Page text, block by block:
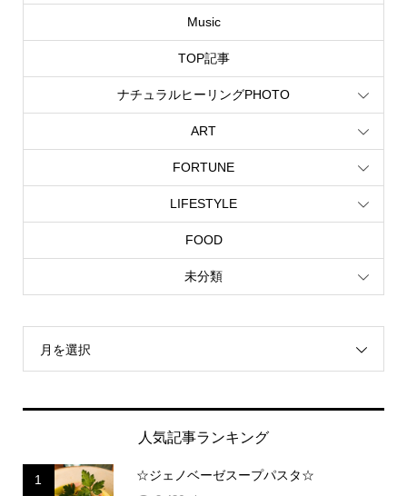
Music
TOP記事
ナチュラルヒーリングPHOTO
ART
FORTUNE
LIFESTYLE
FOOD
未分類
月を選択
人気記事ランキング
1 ☆ジェノベーゼスープパスタ☆